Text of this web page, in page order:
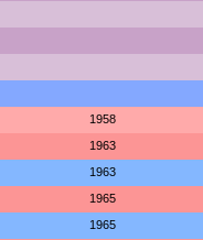
1958
1963
1963
1965
1965